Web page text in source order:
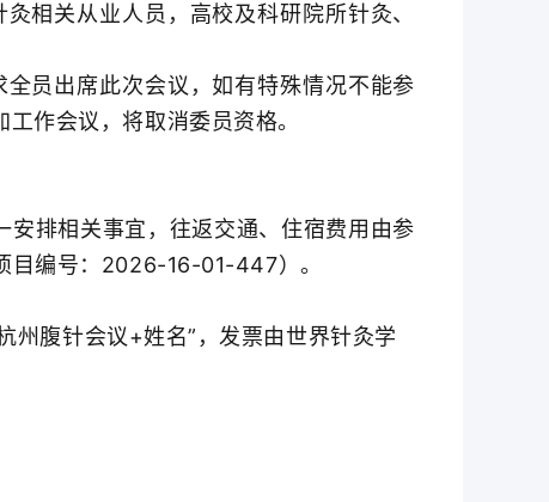
相关从业人员，高校及科研院所针灸、
员出席此次会议，如有特殊情况不能参
作会议，将取消委员资格。
排相关事宜，往返交通、住宿费用由参
目编号：2026-16-01-447）。
腹针会议+姓名”，发票由世界针灸学